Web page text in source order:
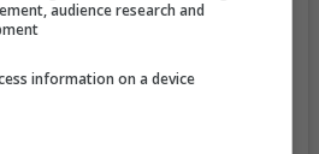
audience research and
information on a device